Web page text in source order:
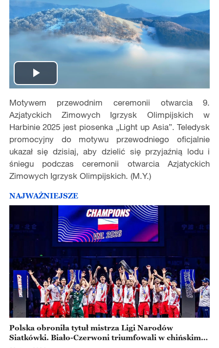
Play
Video
Motywem przewodnim ceremonii otwarcia 9.
Azjatyckich Zimowych Igrzysk Olimpijskich w
Harbinie 2025 jest piosenka „Light up Asia”. Teledysk
promocyjny do motywu przewodniego oficjalnie
ukazał się dzisiaj, aby dzielić sięprzyjaźnią lodu i
śniegu podczas ceremonii otwarcia Azjatyckich
Zimowych Igrzysk Olimpijskich. (M.Y.)
NAJWAŻNIEJSZE
Polska obroniła tytuł mistrza Ligi Narodów
Siatkówki. Biało-Czerwoni triumfowali w chińskim